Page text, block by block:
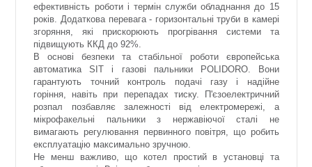
ефективність роботи і термін служби обладнання до 15
років. Додаткова перевага - горизонтальні труби в камері
згоряння, які прискорюють прогрівання системи та
підвищують ККД до 92%.
В основі безпеки та стабільної роботи європейська
автоматика SIT і газові пальники POLIDORO. Вони
гарантують точний контроль подачі газу і надійне
горіння, навіть при перепадах тиску. П'єзоелектричний
розпал позбавляє залежності від електромережі, а
мікрофакельні пальники з нержавіючої сталі не
вимагають регулювання первинного повітря, що робить
експлуатацію максимально зручною.
Не менш важливо, що котел простий в установці та